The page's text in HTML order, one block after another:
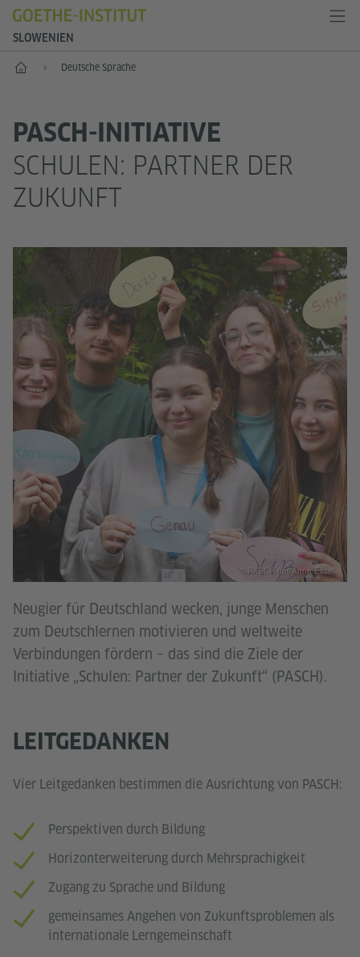
SLOWENIEN
Start Deutsche Sprache
PASCH-INITIATIVE
SCHULEN: PARTNER DER
ZUKUNFT
Neugier für Deutschland wecken, junge Menschen
zum Deutschlernen motivieren und weltweite
Verbindungen fördern – das sind die Ziele der
Initiative „Schulen: Partner der Zukunft“ (PASCH).
© PASCH-net/Anne Essel
LEITGEDANKEN
Vier Leitgedanken bestimmen die Ausrichtung von PASCH:
Perspektiven durch Bildung
Horizonterweiterung durch Mehrsprachigkeit
Zugang zu Sprache und Bildung
gemeinsames Angehen von Zukunftsproblemen als
internationale Lerngemeinschaft